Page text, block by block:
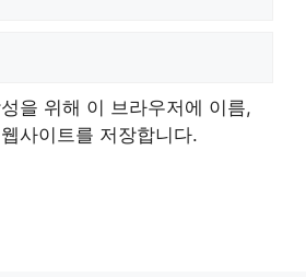
을 위해 이 브라우저에 이름,
사이트를 저장합니다.